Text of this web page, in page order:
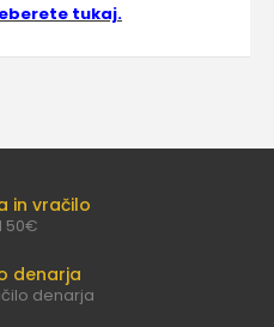
tukaj.
in vračilo
50€
denarja
denarja